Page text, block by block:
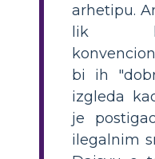
arhetipu.
lik
bi ih
izgleda
je
ilegalnim